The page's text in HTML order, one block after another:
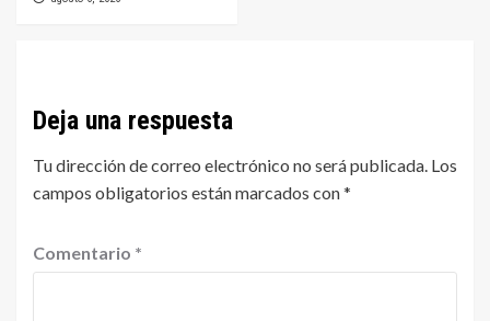
Deja una respuesta
Tu dirección de correo electrónico no será publicada. Los
campos obligatorios están marcados con*
Comentario *